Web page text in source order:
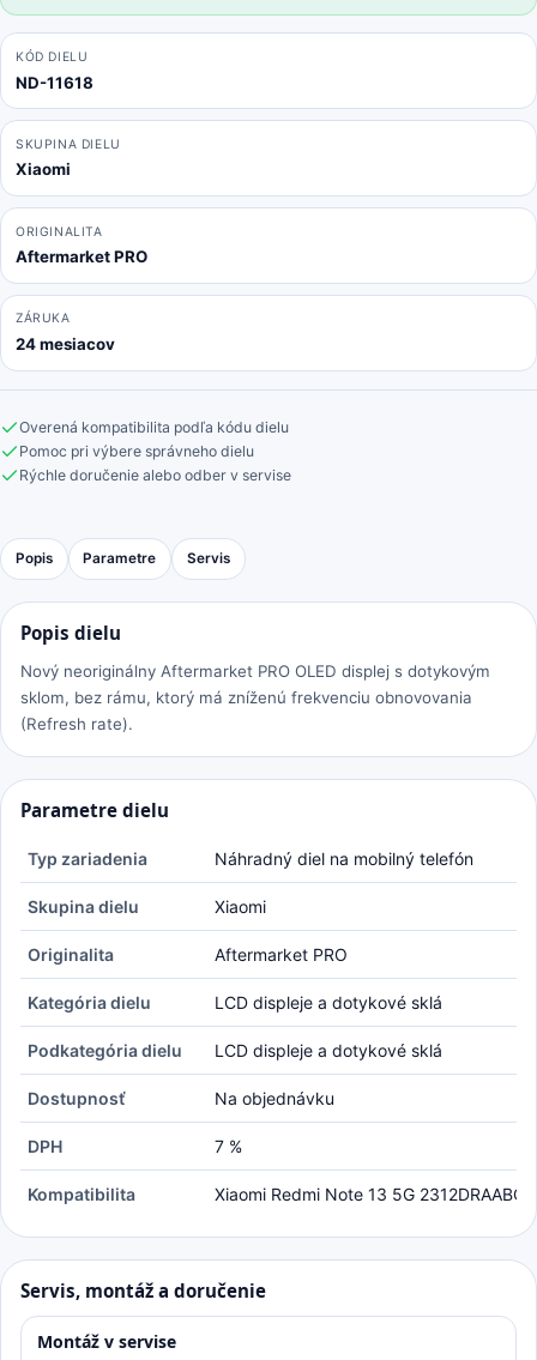
OLED
KÓD DIELU
ND-11618
SKUPINA DIELU
Xiaomi
ORIGINALITA
Aftermarket PRO
ZÁRUKA
24 mesiacov
Overená kompatibilita podľa kódu dielu
Pomoc pri výbere správneho dielu
Rýchle doručenie alebo odber v servise
Popis Parametre Servis
Popis dielu
Nový neoriginálny Aftermarket PRO OLED displej s dotykovým
sklom, bez rámu, ktorý má zníženú frekvenciu obnovovania
(Refresh rate).
Parametre dielu
Typ zariadenia Náhradný diel na mobilný telefón
Skupina dielu Xiaomi
Originalita Aftermarket PRO
Kategória dielu LCD displeje a dotykové sklá
Podkategória dielu LCD displeje a dotykové sklá
Dostupnosť Na objednávku
DPH 7 %
Kompatibilita Xiaomi Redmi Note 13 5G 2312DRAABC
Servis, montáž a doručenie
Montáž v servise